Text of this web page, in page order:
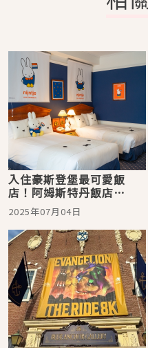
入住豪斯登堡最可愛飯
店！阿姆斯特丹飯店
「Miffy主題客房」開箱
2025年07月04日